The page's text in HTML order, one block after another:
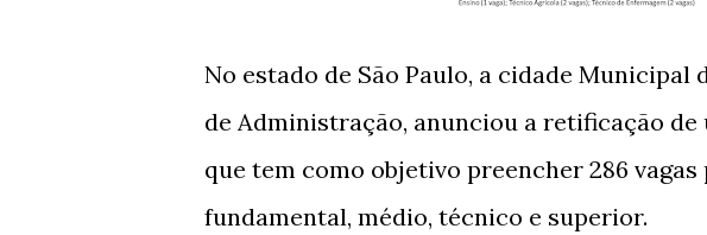
No estado de São Paulo, a cidade
de Administração, anunciou a retificação
que tem como objetivo preencher 286
fundamental, médio, técnico e superior.